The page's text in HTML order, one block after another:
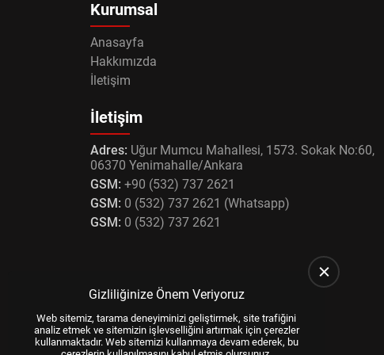
Kurumsal
Anasayfa
Hakkımızda
İletişim
İletişim
Adres: Uğur Mumcu Mahallesi, 1573. Sokak No:60,
06370 Yenimahalle/Ankara
GSM: +90 (532) 737 2621
GSM: 0 (532) 737 2621 (Whatsapp)
GSM: 0 (532) 737 2621
Gizliliğinize Önem Veriyoruz
Web sitemiz, tarama deneyiminizi geliştirmek, site trafiğini
analiz etmek ve sitemizin işlevselliğini artırmak için çerezler
kullanmaktadır. Web sitemizi kullanmaya devam ederek, bu